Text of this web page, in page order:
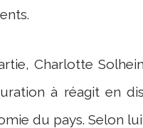
Charlotte
à réagit en
du pays. Selon